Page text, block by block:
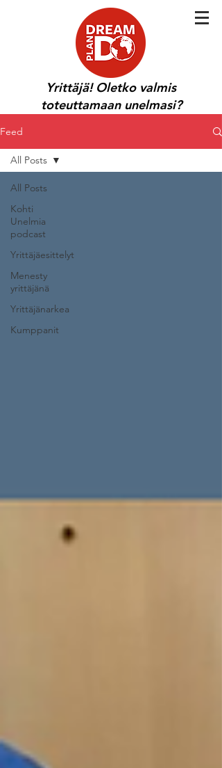
Yrittäjä! Oletko valmis
toteuttamaan unelmasi?
Feed
All Posts
Kohti
Unelmia
podcast
Yrittäjäesittelyt
Menesty
yrittäjänä
Yrittäjänarkea
Kumppanit
All Posts